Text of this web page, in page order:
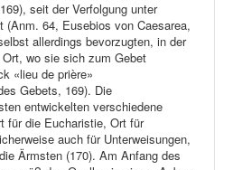
seit der Verfolgung unter
(Anm. 64, Eusebios von Caesarea,
allerdings bevorzugten, in der
wo sie sich zum Gebet
«lieu de prière»
Gebets, 169). Die
entwickelten verschiedene
für die Eucharistie, Ort für
auch für Unterweisungen,
Ärmsten (170). Am Anfang des